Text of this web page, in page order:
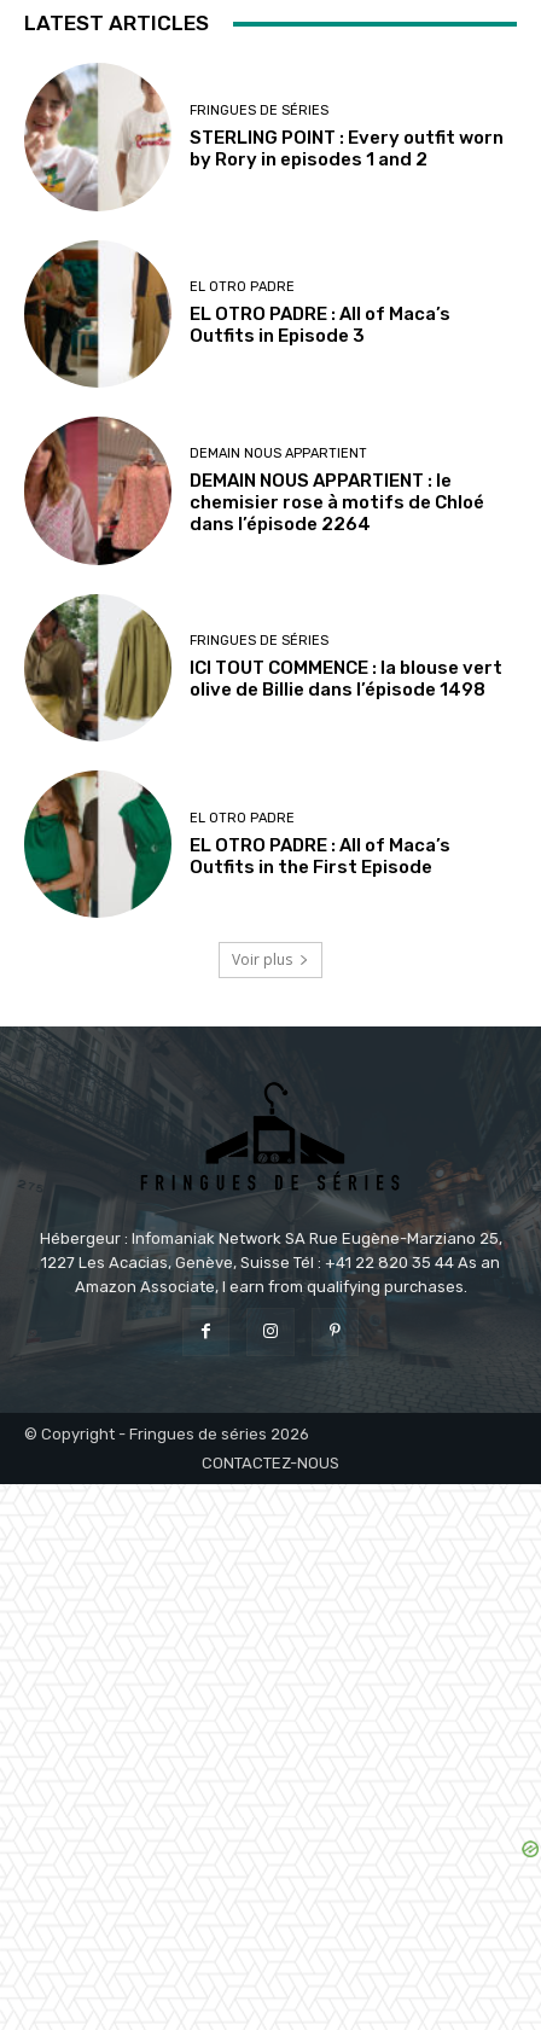
LATEST ARTICLES
FRINGUES DE SÉRIES
STERLING POINT : Every outfit worn
by Rory in episodes 1 and 2
EL OTRO PADRE
EL OTRO PADRE : All of Maca’s
Outfits in Episode 3
DEMAIN NOUS APPARTIENT
DEMAIN NOUS APPARTIENT : le
chemisier rose à motifs de Chloé
dans l’épisode 2264
FRINGUES DE SÉRIES
ICI TOUT COMMENCE : la blouse vert
olive de Billie dans l’épisode 1498
EL OTRO PADRE
EL OTRO PADRE : All of Maca’s
Outfits in the First Episode
Voir plus
Hébergeur : Infomaniak Network SA Rue Eugène-Marziano 25,
1227 Les Acacias, Genève, Suisse Tél : +41 22 820 35 44 As an
Amazon Associate, I earn from qualifying purchases.
© Copyright - Fringues de séries 2026
CONTACTEZ-NOUS